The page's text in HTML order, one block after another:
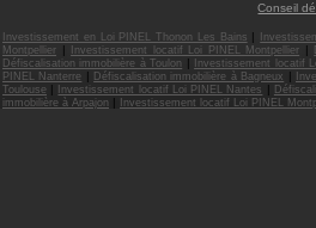
Conseil
Investissement en Loi PINEL Thonon Les Bains |
Montpellier | Investissement locatif Loi PINEL Montpellier |
Défiscalisation immobilière à Toulon | Investissement locatif
PINEL Nanterre | Défiscalisation immobilière à Bagneux |
Toulouse | Investissement locatif Loi PINEL Nantes |
immobilière à Arpajon | Investissement locatif Loi PINEL